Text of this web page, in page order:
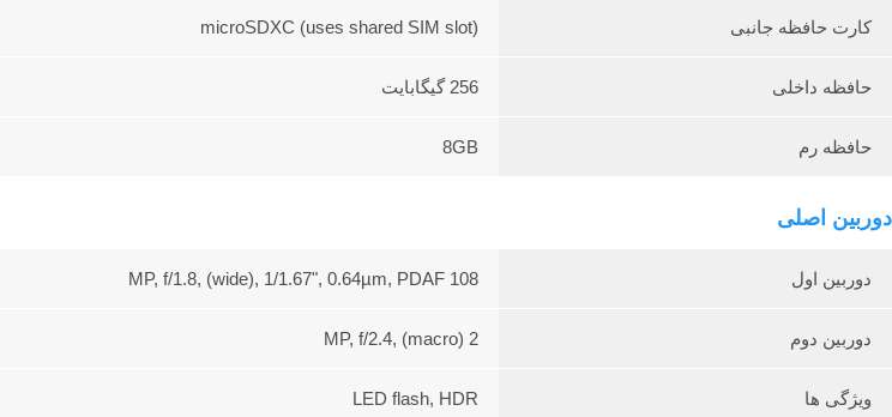
کارت حافظه جانبی microSDXC (uses shared SIM slot)
حافظه داخلی 256 گیگابایت
حافظه رم 8GB
دوربین اصلی
دوربین اول 108 MP, f/1.8, (wide), 1/1.67", 0.64µm, PDAF
دوربین دوم 2 MP, f/2.4, (macro)
ویژگی ها LED flash, HDR